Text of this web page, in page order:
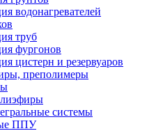
водонагревателей
труб
фургонов
цистерн и резервуаров
преполимеры
системы
ППУ